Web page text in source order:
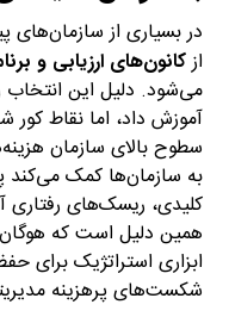
در بسیاری از
ازکانون‌های ارزیابی و
می‌شود. دلیل این
آموزش داد، اما نقاط
سطوح بالای سازمان
به سازمان‌ها کمک می‌کند
کلیدی، ریسک‌های رفتاری
همین دلیل است که هوگان
ابزاری استراتژیک برای
شکست‌های پرهزینه